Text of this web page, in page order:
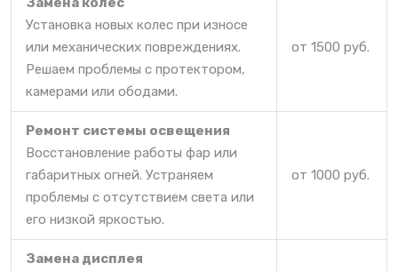
Установка новых колес при износе
или механических повреждениях.
Решаем проблемы с протектором,
камерами или ободами.
от 1500 руб.
Ремонт системы освещения
Восстановление работы фар или
габаритных огней. Устраняем
проблемы с отсутствием света или
его низкой яркостью.
от 1000 руб.
Замена дисплея